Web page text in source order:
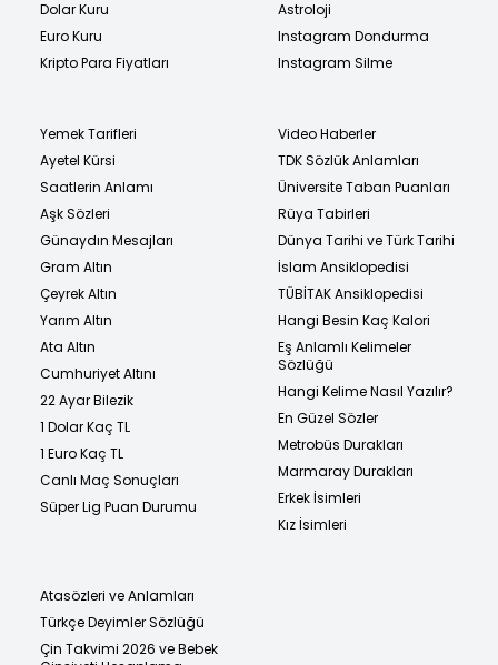
Dolar Kuru
Euro Kuru
Kripto Para Fiyatları
Astroloji
Instagram Dondurma
Instagram Silme
Yemek Tarifleri
Ayetel Kürsi
Saatlerin Anlamı
Aşk Sözleri
Günaydın Mesajları
Gram Altın
Çeyrek Altın
Yarım Altın
Ata Altın
Cumhuriyet Altını
22 Ayar Bilezik
1 Dolar Kaç TL
1 Euro Kaç TL
Canlı Maç Sonuçları
Süper Lig Puan Durumu
Video Haberler
TDK Sözlük Anlamları
Üniversite Taban Puanları
Rüya Tabirleri
Dünya Tarihi ve Türk Tarihi
İslam Ansiklopedisi
TÜBİTAK Ansiklopedisi
Hangi Besin Kaç Kalori
Eş Anlamlı Kelimeler
Sözlüğü
Hangi Kelime Nasıl Yazılır?
En Güzel Sözler
Metrobüs Durakları
Marmaray Durakları
Erkek İsimleri
Kız İsimleri
Atasözleri ve Anlamları
Türkçe Deyimler Sözlüğü
Çin Takvimi 2026 ve Bebek